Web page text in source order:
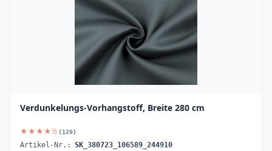
Verdunkelungs-Vorhangstoff, Breite 280 cm
★★★★½ (129)
Artikel-Nr.: SK_380723_106589_244910